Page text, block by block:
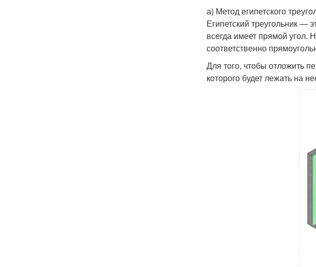
а) Метод египетского
Египетский треугольник —
всегда имеет прямой угол.
соответственно
Для того, чтобы отложить
которого будет лежать на